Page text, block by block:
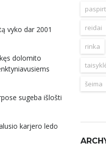
vyko dar 2001
dolomito
sugeba išlošti
karjero ledo
reidai
rinka
šeima